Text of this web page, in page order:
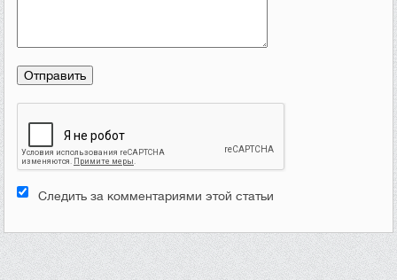
Следить за комментариями этой статьи